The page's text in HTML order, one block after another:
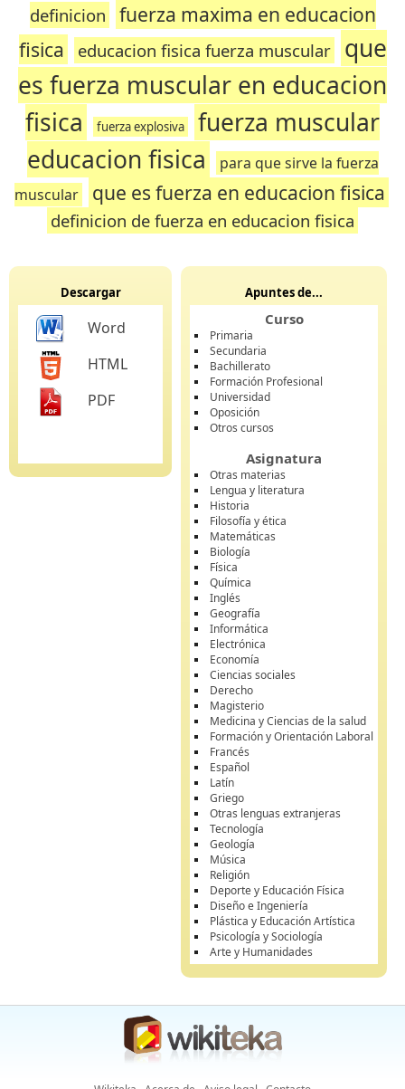
definicion
fuerza maxima en educacion
fisica
educacion fisica fuerza muscular
que
es fuerza muscular en educacion
fisica
fuerza explosiva
fuerza muscular
educacion fisica
para que sirve la fuerza
muscular
que es fuerza en educacion fisica
definicion de fuerza en educacion fisica
Descargar
Word
HTML
PDF
Apuntes de...
Curso
Primaria
Secundaria
Bachillerato
Formación Profesional
Universidad
Oposición
Otros cursos
Asignatura
Otras materias
Lengua y literatura
Historia
Filosofía y ética
Matemáticas
Biología
Física
Química
Inglés
Geografía
Informática
Electrónica
Economía
Ciencias sociales
Derecho
Magisterio
Medicina y Ciencias de la salud
Formación y Orientación Laboral
Francés
Español
Latín
Griego
Otras lenguas extranjeras
Tecnología
Geología
Música
Religión
Deporte y Educación Física
Diseño e Ingeniería
Plástica y Educación Artística
Psicología y Sociología
Arte y Humanidades